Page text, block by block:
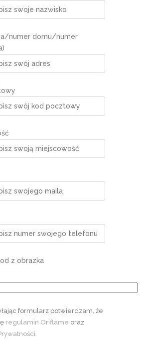
numer domu/numer
z obrazka
formularz potwierdzam, że
regulamin Oriflame oraz